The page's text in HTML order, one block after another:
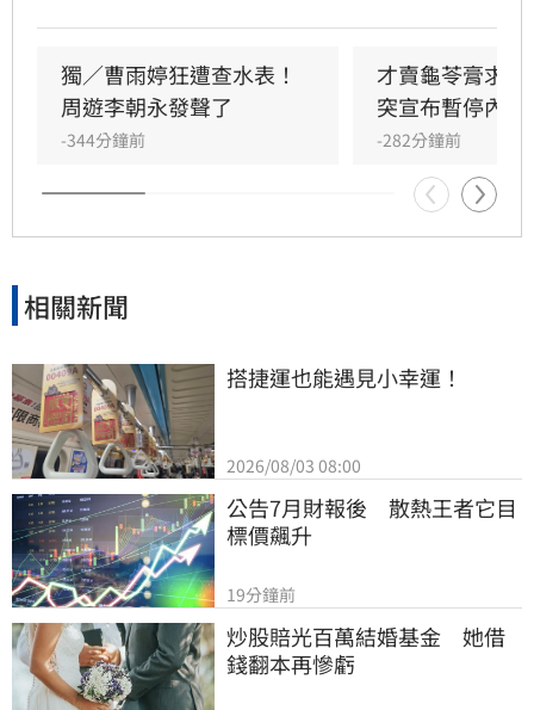
話，勸告年僅68歲的田路路應學會自強自力。
獨／曹雨婷狂遭查水表！
周遊李朝永發聲了
-344分鐘前
才賣龜苓膏求
突宣布暫停內幕
-282分鐘前
相關新聞
搭捷運也能遇見小幸運！
2026/08/03 08:00
公告7月財報後　散熱王者它目
標價飆升
19分鐘前
炒股賠光百萬結婚基金　她借
錢翻本再慘虧